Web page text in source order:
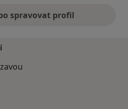
spravovat profil